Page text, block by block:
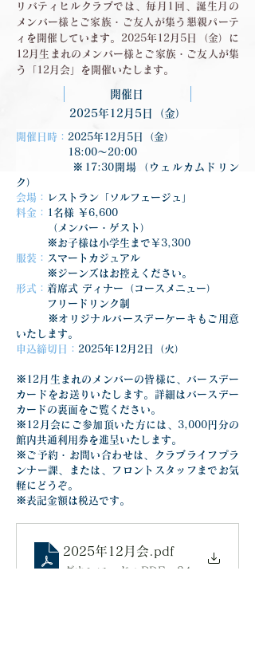
リバティヒルクラブでは、毎月1回、誕生月の
メンバー様とご家族・ご友人が集う懇親パーテ
ィを開催しています。2025年12月5日（金）に
12月生まれのメンバー様とご家族・ご友人が集
う「12月会」を開催いたします。
開催日
2025年12月5日（金）
開催日時： 2025年12月5日（金）
18:00〜20:00
※17:30開場（ウェルカムドリン
ク）
会場：
レストラン「ソルフェージュ」
料金：
1名様 ￥6,600
（メンバー・ゲスト）
※お子様は小学生まで￥3,300
服装：
スマートカジュアル
※ジーンズはお控えください。
形式： 着席式 ディナー（コースメニュー）
フリードリンク制
※オリジナルバースデーケーキもご用意
いたします。
申込締切日： 2025年12月2日（火）
※12月生まれのメンバーの皆様に、バースデー
カードをお送りいたします。詳細はバースデー
カードの裏面をご覧ください。
※12月会にご参加頂いた方には、3,000円分の
館内共通利用券を進呈いたします。
※ご予約・お問い合わせは、クラブライフプラ
ンナー課、または、フロントスタッフまでお気
軽にどうぞ。
※表記金額は税込です。
2025年12月会 .pdf
ダウンロード：PDF • 247KB